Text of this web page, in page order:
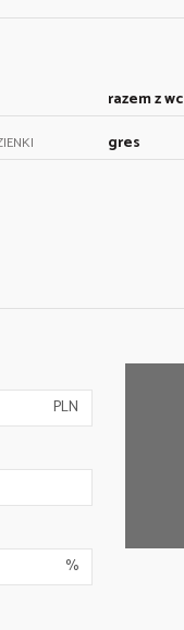
razem z wc
gres
PLN
%